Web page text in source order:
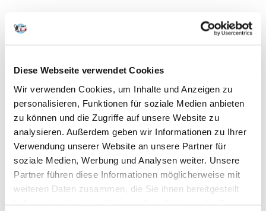
Diese Webseite verwendet Cookies
Wir verwenden Cookies, um Inhalte und Anzeigen zu
personalisieren, Funktionen für soziale Medien anbieten
zu können und die Zugriffe auf unsere Website zu
analysieren. Außerdem geben wir Informationen zu Ihrer
Verwendung unserer Website an unsere Partner für
soziale Medien, Werbung und Analysen weiter. Unsere
Partner führen diese Informationen möglicherweise mit
weiteren Daten zusammen, die Sie ihnen bereitgestellt
Speziell fur bergewichtige/kastrierte Katzen. In Fällen akuter Erkrankung
erfordert die Regeneration der Darmzotten eine diätetische Behandlung
über mindestens drei Wochen. Bei chronischen Verlaufsformen ist die
lebenslange Weiterbehandlung unter Umständen notwendig. Zur
Optimierung der Verdauungsfunktion sollte die Tagesration auf
mehrere Mahlzeiten aufgeteilt werden.
ZUSAMMENSETZUNG:
Reis, Geflügelprotein (getrocknet), Weizenkleberfutter*,
Maiskleberfutter, Lignozellulose, tierisches Eiweiß (hydrolysiert), Tierfett,
Mineralstoffe, Sojaöl, Rübentrockenschnitzel, Ei getrocknet, Fischöl,